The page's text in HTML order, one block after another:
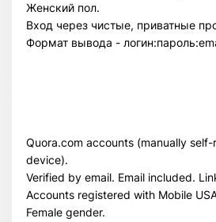
Женский пол.
Вход через чистые, приватные
Формат вывода -
Quora.com accounts (manually
device).
Verified by email. Email included.
Accounts registered with Mobile
Female gender.
Всего позиций в корзине
Всего товара в корзине